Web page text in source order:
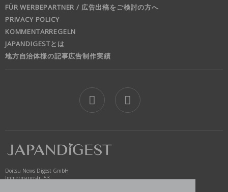
FÜR WERBEPARTNER / 広告出稿をご検討の方へ
PRIVACY POLICY
KOMMENTARREGELN
JAPANDIGESTとは
地方自治体様の記事広告制作実績
Doitsu News Digest GmbH
Immermannstr. 53